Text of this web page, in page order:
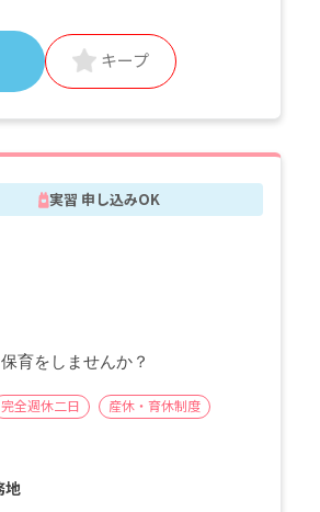
手当
年1回）
、処遇改善加算一時金支給です
間中に基準に満たす勤務実績がない
キープ
実習 申し込みOK
育をしませんか？
完全週休二日 産休・育休制度
地